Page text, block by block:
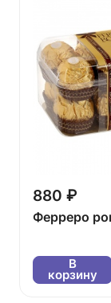
880 ₽
Ферреро
В
корзину